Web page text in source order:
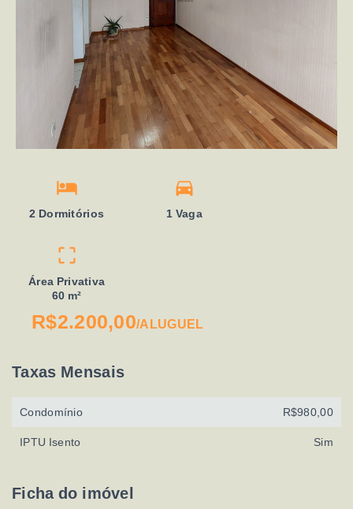
2 Dormitórios 1 Vaga
Área Privativa
60 m²
R$2.200,00/ALUGUEL
Taxas Mensais
Condomínio R$980,00
IPTU Isento Sim
Ficha do imóvel